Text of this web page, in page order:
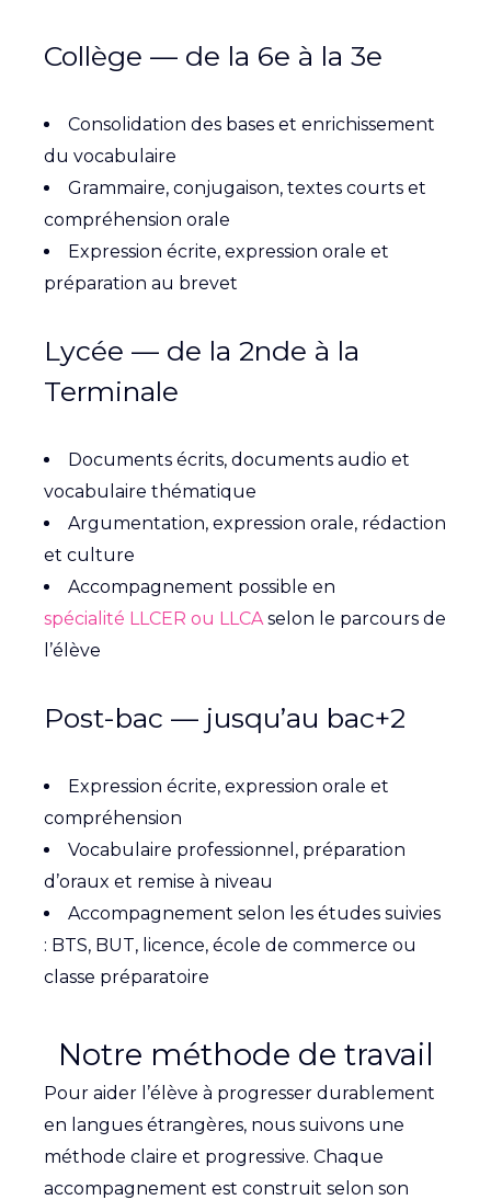
Collège — de la 6e à la 3e
Consolidation des bases et enrichissement
du vocabulaire
Grammaire, conjugaison, textes courts et
compréhension orale
Expression écrite, expression orale et
préparation au brevet
Lycée — de la 2nde à la
Terminale
Documents écrits, documents audio et
vocabulaire thématique
Argumentation, expression orale, rédaction
et culture
Accompagnement possible en
spécialité LLCER ou LLCA selon le parcours de
l’élève
Post-bac — jusqu’au bac+2
Expression écrite, expression orale et
compréhension
Vocabulaire professionnel, préparation
d’oraux et remise à niveau
Accompagnement selon les études suivies
: BTS, BUT, licence, école de commerce ou
classe préparatoire
Notre méthode de travail
Pour aider l’élève à progresser durablement
en langues étrangères, nous suivons une
méthode claire et progressive. Chaque
accompagnement est construit selon son